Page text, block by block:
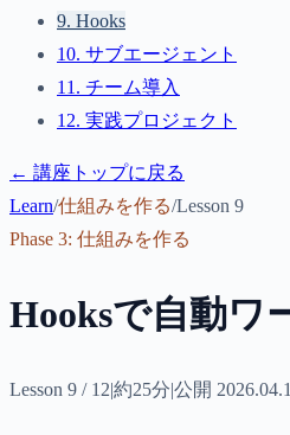
9. Hooks
10. サブエージェント
11 . チーム導入
12. 実践プロジェクト
← 講座トップに戻る
Learn/仕組みを作る/Lesson 9
Phase 3: 仕組みを作る
Hooksで自動ワ
Lesson 9 / 12|約25分|公開